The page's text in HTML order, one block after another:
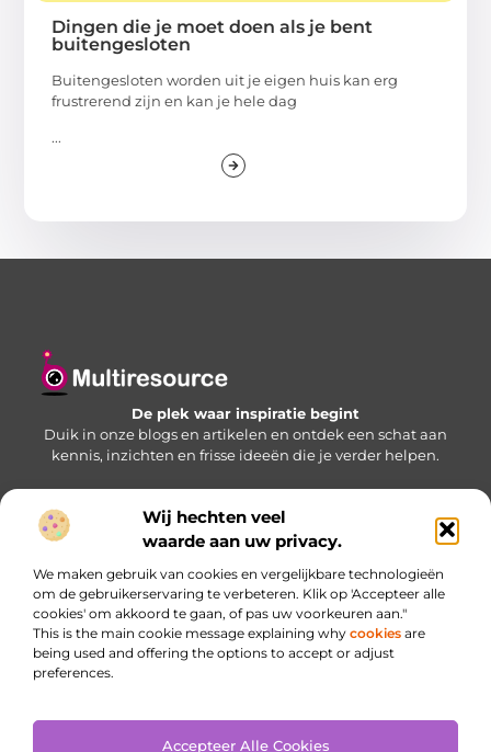
Wij hechten veel
waarde aan uw privacy.
We maken gebruik van cookies en vergelijkbare technologieën
om de gebruikerservaring te verbeteren. Klik op 'Accepteer alle
cookies' om akkoord te gaan, of pas uw voorkeuren aan."
This is the main cookie message explaining why cookies are
being used and offering the options to accept or adjust
preferences.
Accepteer Alle Cookies
Dingen die je moet doen als je bent
buitengesloten
Buitengesloten worden uit je eigen huis kan erg
frustrerend zijn en kan je hele dag
...
De plek waar inspiratie begint
Duik in onze blogs en artikelen en ontdek een schat aan
kennis, inzichten en frisse ideeën die je verder helpen.
Bericht categorie
Onze informatie